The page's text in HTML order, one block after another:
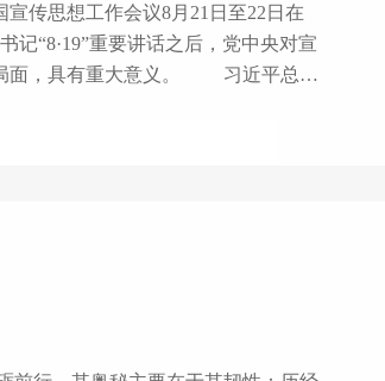
传思想工作会议8月21日至22日在
记“8·19”重要讲话之后，党中央对宣
大意义。 习近平总书